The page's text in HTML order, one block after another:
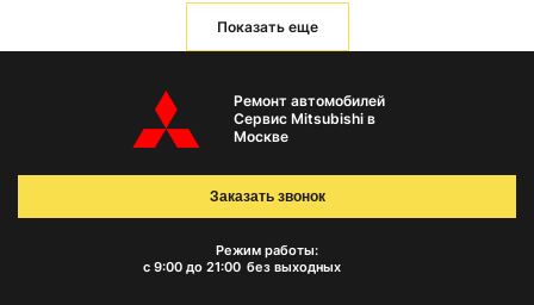
Показать еще
Ремонт автомобилей
Сервис Mitsubishi в
Москве
Режим работы:
с 9:00 до 21:00 без выходных
Заказать звонок